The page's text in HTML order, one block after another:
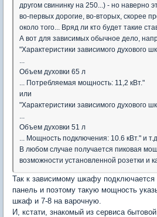
другом свининку на 250...) - но наверно
во-первых дорогие, во-вторых, скорее
около того... Вряд ли кто будет такие
А вот для зависимых обычное дело,
"Характеристики зависимого духового
...
Объем духовки 65 л
... Потребляемая мощность: 11,2 кВт."
или
"Характеристики зависимого духового
...
Объем духовки 51 л
... Мощность подключения: 10.6 кВт." и
В любом случае получается пиковая
возможности установленной розетки и
Так к зависимому шкафу подключается
панель и поэтому такую мощность
шкаф и 7-8 на варочную.
И, кстати, знакомый из сервиса